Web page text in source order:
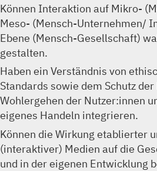
Können Interaktion auf Mikro-
Meso- (Mensch-Unternehmen/
Ebene (Mensch-Gesellschaft)
gestalten.
Haben ein Verständnis von
Standards sowie dem Schutz
Wohlergehen der Nutzer:innen
eigenes Handeln integrieren.
Können die Wirkung etablierter
(interaktiver) Medien auf die
und in der eigenen Entwicklung